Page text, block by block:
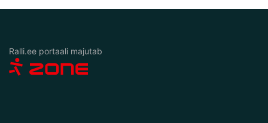
Ralli.ee portaali majutab